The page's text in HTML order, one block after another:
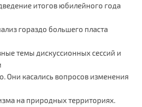
итогов юбилейного года
гораздо большего пласта
темы дискуссионных сессий и
Они касались вопросов изменения
на природных территориях.